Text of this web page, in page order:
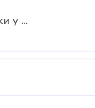
Чи може жінка перенести частину відпустки у зв'язку з вагітністю та пологами — ПФУ